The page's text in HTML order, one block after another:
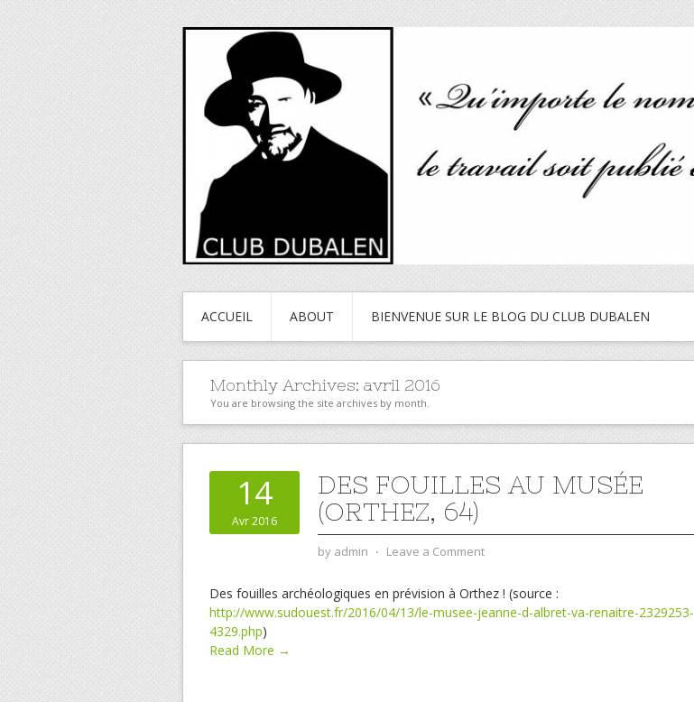
ACCUEIL ABOUT BIENVENUE SUR LE BLOG DU CLUB DUBALEN
Monthly Archives: avril 2016
You are browsing the site archives by month.
14
Avr 2016
DES FOUILLES AU MUSÉE
(ORTHEZ, 64)
by admin ⋅ Leave a Comment
Des fouilles archéologiques en prévision à Orthez ! (source :
http://www.sudouest.fr/2016/04/13/le-musee-jeanne-d-albret-va-renaitre-2329253-
4329.php)
Read More →